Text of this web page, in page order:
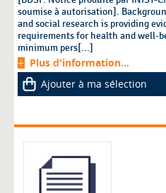
soumise à autorisation].
and social research is providing
requirements for health and well-
minimum pers[...]
Plus d'information...
Ajouter à ma sélection